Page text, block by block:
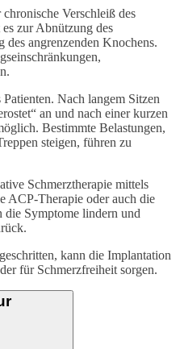
Verschleiß des
zur Abnützung des
angrenzenden Knochens.
Nach langem Sitzen
an und nach einer kurzen
Bestimmte Belastungen,
steigen, führen zu
Schmerztherapie mittels
ACP-Therapie oder auch die
die Symptome lindern und
kann die Implantation
für Schmerzfreiheit sorgen.